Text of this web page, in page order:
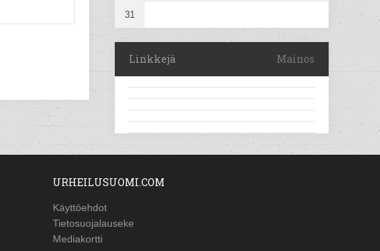
31
Linkkejä Mainos
URHEILUSUOMI.COM
Käyttöehdot
Tietosuojalauseke
Mediakortti